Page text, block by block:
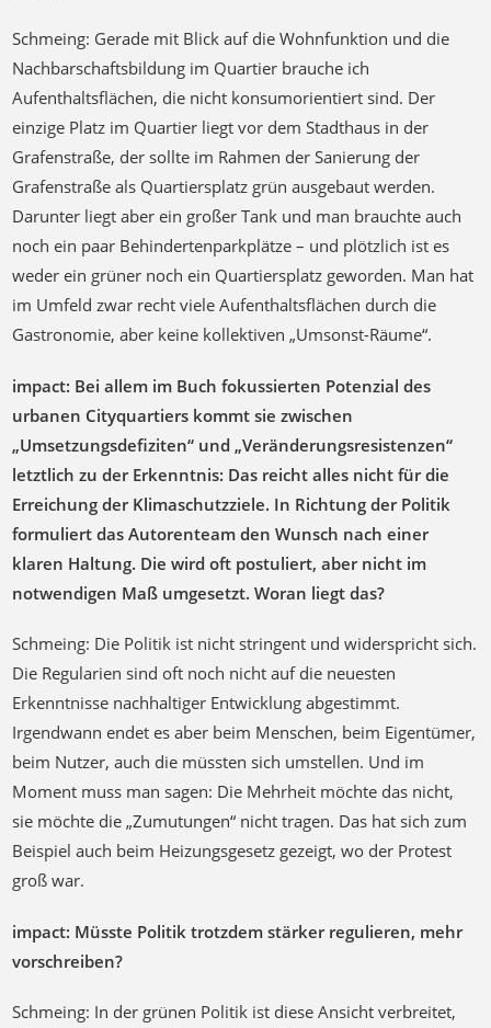
Schmeing: Gerade mit Blick auf die Wohnfunktion und die
Nachbarschaftsbildung im Quartier brauche ich
Aufenthaltsflächen, die nicht konsumorientiert sind. Der
einzige Platz im Quartier liegt vor dem Stadthaus in der
Grafenstraße, der sollte im Rahmen der Sanierung der
Grafenstraße als Quartiersplatz grün ausgebaut werden.
Darunter liegt aber ein großer Tank und man brauchte auch
noch ein paar Behindertenparkplätze – und plötzlich ist es
weder ein grüner noch ein Quartiersplatz geworden. Man hat
im Umfeld zwar recht viele Aufenthaltsflächen durch die
Gastronomie, aber keine kollektiven „Umsonst-Räume“.
impact: Bei allem im Buch fokussierten Potenzial des
urbanen Cityquartiers kommt sie zwischen
„Umsetzungsdefiziten“ und „Veränderungsresistenzen“
letztlich zu der Erkenntnis: Das reicht alles nicht für die
Erreichung der Klimaschutzziele. In Richtung der Politik
formuliert das Autorenteam den Wunsch nach einer
klaren Haltung. Die wird oft postuliert, aber nicht im
notwendigen Maß umgesetzt. Woran liegt das?
Schmeing: Die Politik ist nicht stringent und widerspricht sich.
Die Regularien sind oft noch nicht auf die neuesten
Erkenntnisse nachhaltiger Entwicklung abgestimmt.
Irgendwann endet es aber beim Menschen, beim Eigentümer,
beim Nutzer, auch die müssten sich umstellen. Und im
Moment muss man sagen: Die Mehrheit möchte das nicht,
sie möchte die „Zumutungen“ nicht tragen. Das hat sich zum
Beispiel auch beim Heizungsgesetz gezeigt, wo der Protest
groß war.
impact: Müsste Politik trotzdem stärker regulieren, mehr
vorschreiben?
Schmeing: In der grünen Politik ist diese Ansicht verbreitet,